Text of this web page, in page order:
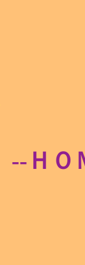
--ＨＯ